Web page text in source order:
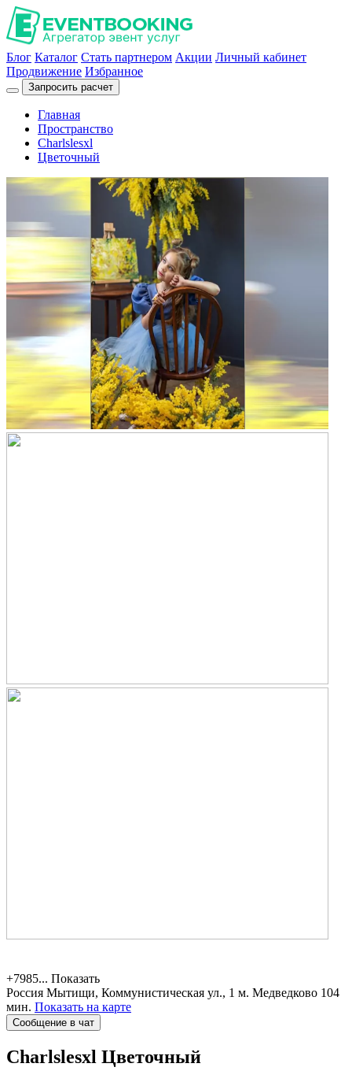
Блог Каталог Стать партнером Акции Личный кабинет
Продвижение Избранное
Запросить расчет
Главная
Пространство
Charlslesxl
Цветочный
+7985... Показать
Россия Мытищи, Коммунистическая ул., 1 м. Медведково 104
мин. Показать на карте
Сообщение в чат
Charlslesxl Цветочный